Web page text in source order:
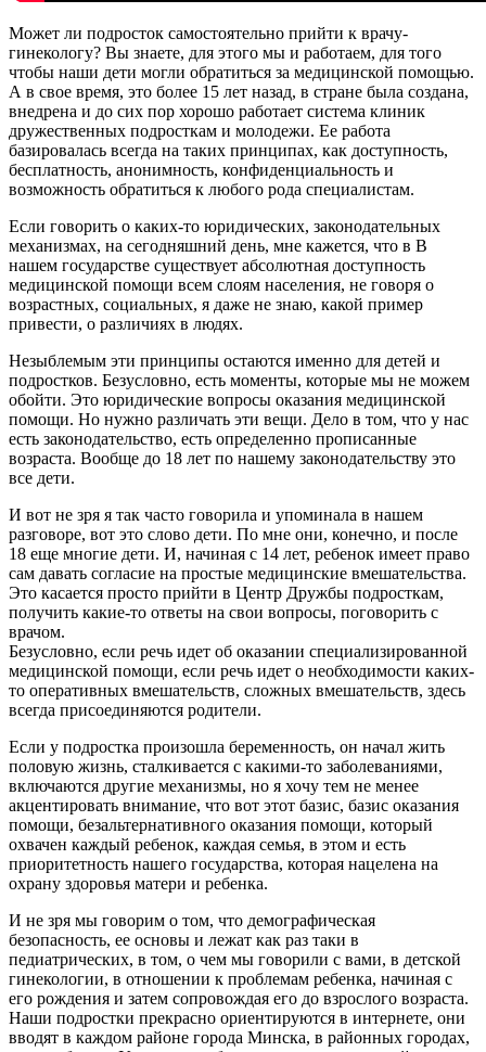
Может ли подросток самостоятельно прийти к врачу-
гинекологу? Вы знаете, для этого мы и работаем, для того
чтобы наши дети могли обратиться за медицинской помощью.
А в свое время, это более 15 лет назад, в стране была создана,
внедрена и до сих пор хорошо работает система клиник
дружественных подросткам и молодежи. Ее работа
базировалась всегда на таких принципах, как доступность,
бесплатность, анонимность, конфиденциальность и
возможность обратиться к любого рода специалистам.
Если говорить о каких-то юридических, законодательных
механизмах, на сегодняшний день, мне кажется, что в В
нашем государстве существует абсолютная доступность
медицинской помощи всем слоям населения, не говоря о
возрастных, социальных, я даже не знаю, какой пример
привести, о различиях в людях.
Незыблемым эти принципы остаются именно для детей и
подростков. Безусловно, есть моменты, которые мы не можем
обойти. Это юридические вопросы оказания медицинской
помощи. Но нужно различать эти вещи. Дело в том, что у нас
есть законодательство, есть определенно прописанные
возраста. Вообще до 18 лет по нашему законодательству это
все дети.
И вот не зря я так часто говорила и упоминала в нашем
разговоре, вот это слово дети. По мне они, конечно, и после
18 еще многие дети. И, начиная с 14 лет, ребенок имеет право
сам давать согласие на простые медицинские вмешательства.
Это касается просто прийти в Центр Дружбы подросткам,
получить какие-то ответы на свои вопросы, поговорить с
врачом.
Безусловно, если речь идет об оказании специализированной
медицинской помощи, если речь идет о необходимости каких-
то оперативных вмешательств, сложных вмешательств, здесь
всегда присоединяются родители.
Если у подростка произошла беременность, он начал жить
половую жизнь, сталкивается с какими-то заболеваниями,
включаются другие механизмы, но я хочу тем не менее
акцентировать внимание, что вот этот базис, базис оказания
помощи, безальтернативного оказания помощи, который
охвачен каждый ребенок, каждая семья, в этом и есть
приоритетность нашего государства, которая нацелена на
охрану здоровья матери и ребенка.
И не зря мы говорим о том, что демографическая
безопасность, ее основы и лежат как раз таки в
педиатрических, в том, о чем мы говорили с вами, в детской
гинекологии, в отношении к проблемам ребенка, начиная с
его рождения и затем сопровождая его до взрослого возраста.
Наши подростки прекрасно ориентируются в интернете, они
вводят в каждом районе города Минска, в районных городах,